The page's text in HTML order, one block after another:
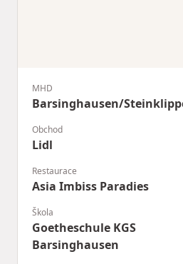
MHD
Barsinghausen/
Obchod
Lidl
Restaurace
Asia Imbiss Paradies
Škola
Goetheschule KGS
Barsinghausen